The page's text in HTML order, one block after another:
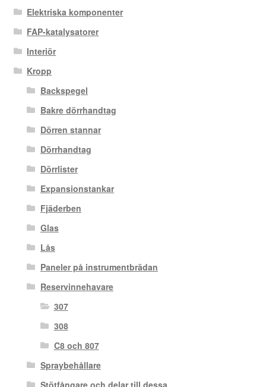
Elektriska komponenter
FAP-katalysatorer
Interiör
Kropp
Backspegel
Bakre dörrhandtag
Dörren stannar
Dörrhandtag
Dörrlister
Expansionstankar
Fjäderben
Glas
Lås
Paneler på instrumentbrädan
Reservinnehavare
307
308
C8 och 807
Spraybehållare